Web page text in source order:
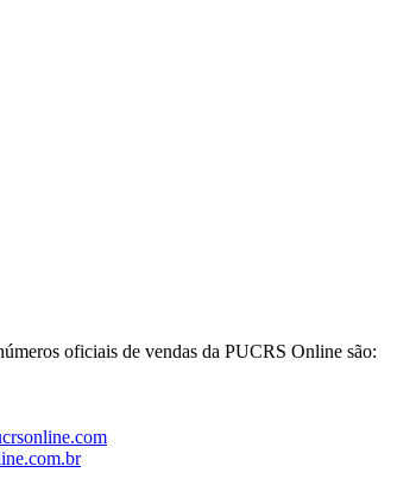
oficiais de vendas da PUCRS Online são: